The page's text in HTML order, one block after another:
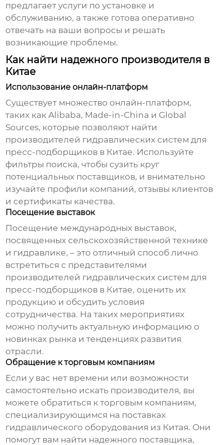
предлагает услуги по установке и
обслуживанию, а также готова оперативно
отвечать на ваши вопросы и решать
возникающие проблемы.
Как найти надежного производителя в
Китае
Использование онлайн-платформ
Существует множество онлайн-платформ,
таких как Alibaba, Made-in-China и Global
Sources, которые позволяют найти
производителей гидравлических систем для
пресс-подборщиков в Китае. Используйте
фильтры поиска, чтобы сузить круг
потенциальных поставщиков, и внимательно
изучайте профили компаний, отзывы клиентов
и сертификаты качества.
Посещение выставок
Посещение международных выставок,
посвященных сельскохозяйственной технике
и гидравлике, – это отличный способ лично
встретиться с представителями
производителей гидравлических систем для
пресс-подборщиков в Китае, оценить их
продукцию и обсудить условия
сотрудничества. На таких мероприятиях
можно получить актуальную информацию о
новинках рынка и тенденциях развития
отрасли.
Обращение к торговым компаниям
Если у вас нет времени или возможности
самостоятельно искать производителя, вы
можете обратиться к торговым компаниям,
специализирующимся на поставках
гидравлического оборудования из Китая. Они
помогут вам найти надежного поставщика,